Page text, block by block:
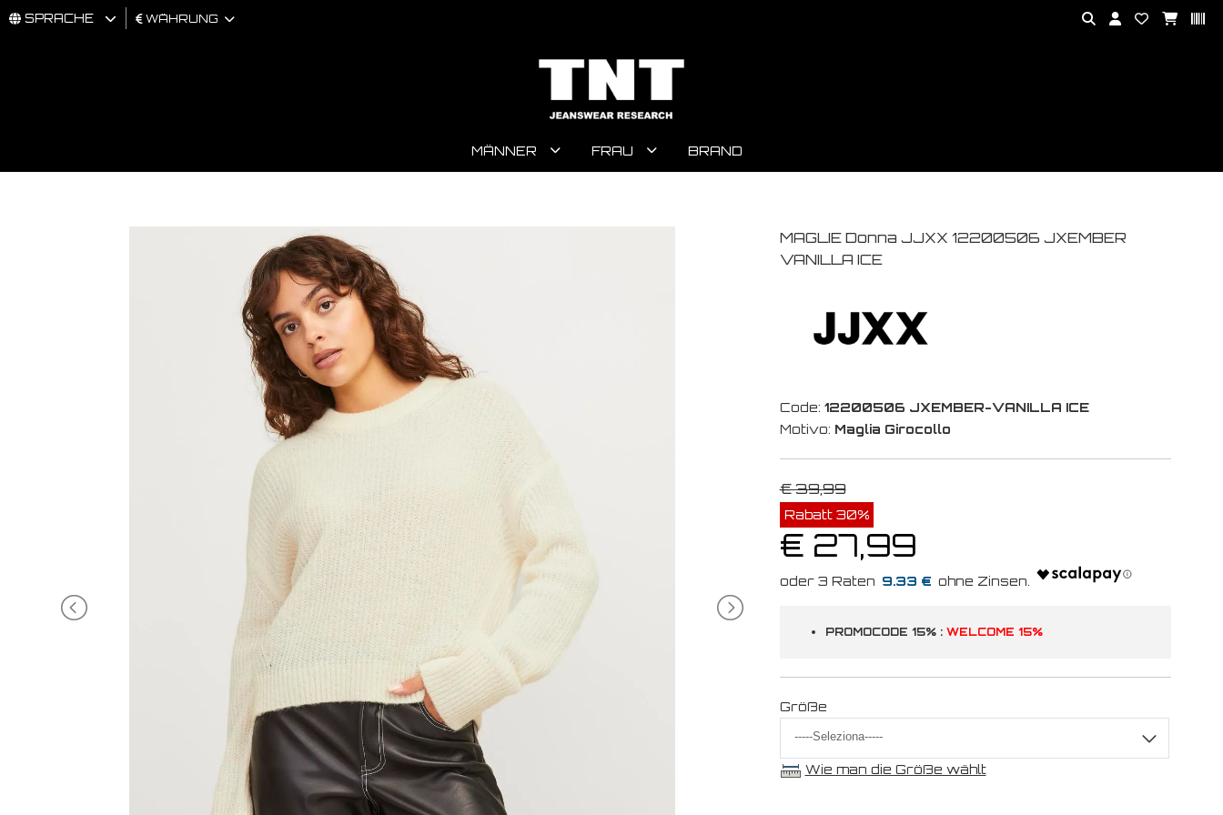
SPRACHE WÄHRUNG
MÄNNER FRAU BRAND
MAGLIE Donna JJXX 12200506 JXEMBER
VANILLA ICE
Code: 12200506 JXEMBER-VANILLA ICE
Motivo: Maglia Girocollo
€ 39,99
Rabatt 30%
€ 27,99
9.33 €
PROMOCODE 15% : WELCOME 15%
Größe
Wie man die Größe wählt